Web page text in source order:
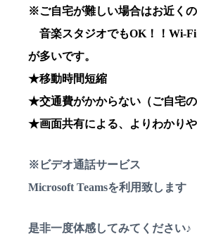
※ご自宅が難しい場合はお近く
音楽スタジオでもOK！！Wi-
が多いです。
★移動時間短縮
★交通費がかからない（ご自宅の
★画面共有による、よりわかり
※ビデオ通話サービス
Microsoft Teamsを利用致します
是非一度体感してみてください♪